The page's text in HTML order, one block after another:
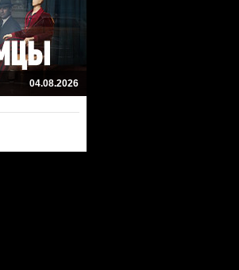
04.08.2026